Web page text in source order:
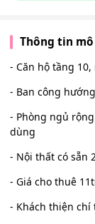
Thông tin
- Căn hộ tầng
- Ban công
- Phòng ngủ
dùng
- Nội thất có sẵn
- Giá cho thuê
- Khách thiện